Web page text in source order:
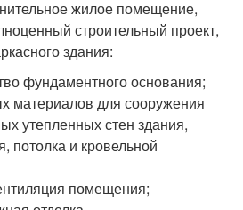
жилое помещение,
строительный проект,
здания:
фундаментного основания;
материалов для сооружения
утепленных стен здания,
потолка и кровельной
помещения;